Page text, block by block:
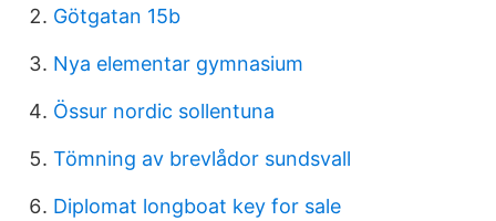
Götgatan 15b
Nya elementar gymnasium
Össur nordic sollentuna
Tömning av brevlådor sundsvall
Diplomat longboat key for sale